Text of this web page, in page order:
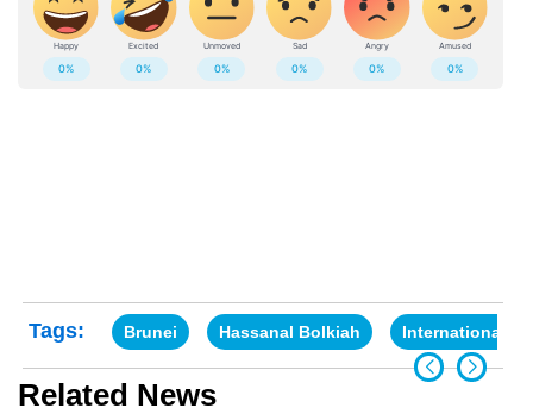
Tags: Brunei Hassanal Bolkiah International
Related News